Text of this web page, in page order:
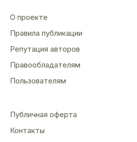
О проекте
Правила публикации
Репутация авторов
Правообладателям
Пользователям
Публичная оферта
Контакты